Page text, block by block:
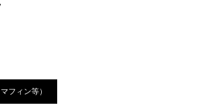
フィン等）